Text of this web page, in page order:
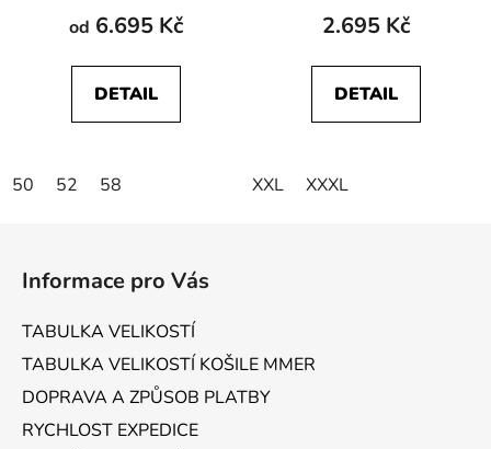
od 6.695 Kč
DETAIL
50 52 58
JACKET Monks Robe
2.695 Kč
DETAIL
XXL XXXL
Informace pro Vás
TABULKA VELIKOSTÍ
TABULKA VELIKOSTÍ KOŠILE MMER
DOPRAVA A ZPŮSOB PLATBY
RYCHLOST EXPEDICE